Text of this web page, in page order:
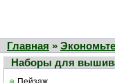
Главная »
Наборы для